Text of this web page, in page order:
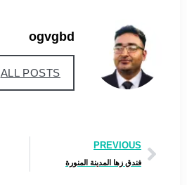
ogvgbd
ALL POSTS
PREVIOUS
فندق زها المدينة المنورة